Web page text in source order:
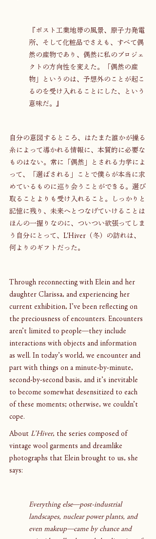
『ポスト工業地帯の風景、原子力発電
所、そして化粧品でさえも、すべて偶
然の産物であり、偶然に私のプロジェ
クトの方向性を変えた。「偶然の産
物」というのは、予想外のことが起こ
るのを受け入れることにした、という
意味だ。』
自分の意図するところ、はたまた誰かが操る
糸によって導かれる情報に、本質的に必要な
ものはない。常に「偶然」とされる力学によ
って、「選ばされる」ことで僕らが本当に求
めているものに巡り会うことができる。選び
取ることよりも受け入れること。しっかりと
記憶に残り、未来へとつなげていけることは
ほんの一握りなのに、ついつい欲張ってしま
う自分にとって、L'Hiver（冬）の訪れは、
何よりのギフトだった。
Through reconnecting with Elein and her
daughter Clarissa, and experiencing her
current exhibition, I’ve been reflecting on
the preciousness of encounters. Encounters
aren’t limited to people—they include
interactions with objects and information
as well. In today’s world, we encounter and
part with things on a minute-by-minute,
second-by-second basis, and it’s inevitable
to become somewhat desensitized to each
of these moments; otherwise, we couldn’t
cope.
About L’Hiver, the series composed of
vintage wool garments and dreamlike
photographs that Elein brought to us, she
says:
Everything else—post-industrial
landscapes, nuclear power plants, and
even makeup—came by chance and